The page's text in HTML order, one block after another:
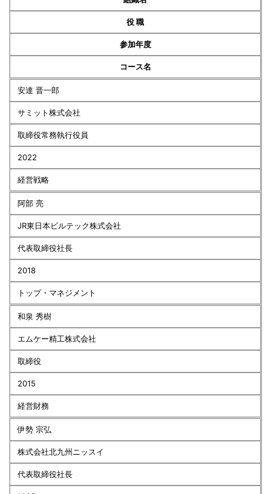
役 職
参加年度
コース名
安達 晋一郎
サミット株式会社
取締役常務執行役員
2022
経営戦略
阿部 亮
JR東日本ビルテック株式会社
代表取締役社長
2018
トップ・マネジメント
和泉 秀樹
エムケー精工株式会社
取締役
2015
経営財務
伊勢 宗弘
株式会社北九州ニッスイ
代表取締役社長